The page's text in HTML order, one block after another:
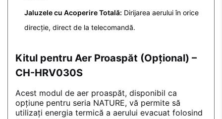
Jaluzele cu Acoperire Totală: Dirijarea aerului în orice
direcție, direct de la telecomandă.
Kitul pentru Aer Proaspăt (Opțional) –
CH-HRV030S
Acest modul de aer proaspăt, disponibil ca
opțiune pentru seria NATURE, vă permite să
utilizați energia termică a aerului evacuat folosind